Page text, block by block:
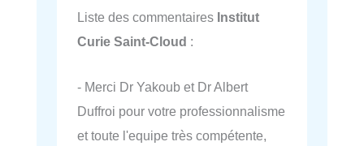
Liste des commentaires Institut
Curie Saint-Cloud :
- Merci Dr Yakoub et Dr Albert
Duffroi pour votre professionnalisme
et toute l'equipe très compétente,